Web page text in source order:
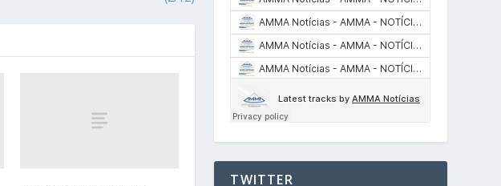
TWITTER